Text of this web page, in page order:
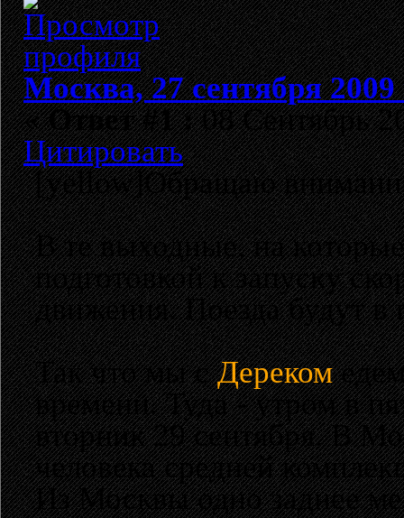
Москва, 27 сентября 2009
«Ответ #1 :08 Сентябрь
Цитировать
[yellow]Обращаю
В те выходные, на
подготовкой к запуску
движения. Поезда будут в
Так что мы сДереком
времени. Туда - утром в
вторник 29 сентября. В
человека средней
Из Москвы одно заднее